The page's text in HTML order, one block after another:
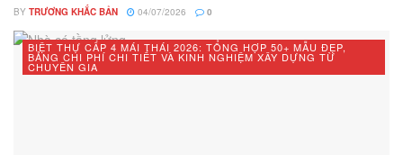
BY TRƯƠNG KHẮC BẢN 04/07/2026 0
BIỆT THỰ CẤP 4 MÁI THÁI 2026: TỔNG HỢP 50+ MẪU ĐẸP,
BẢNG CHI PHÍ CHI TIẾT VÀ KINH NGHIỆM XÂY DỰNG TỪ
CHUYÊN GIA